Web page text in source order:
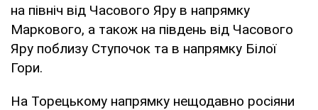
на північ від Часового Яру в напрямку
Маркового, а також на південь від Часового
Яру поблизу Ступочок та в напрямку Білої
Гори.
На Торецькому напрямку нещодавно росіяни